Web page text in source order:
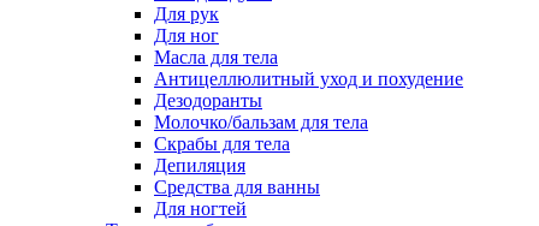
Для рук
Для ног
Масла для тела
Антицеллюлитный уход и похудение
Дезодоранты
Молочко/бальзам для тела
Скрабы для тела
Депиляция
Средства для ванны
Для ногтей